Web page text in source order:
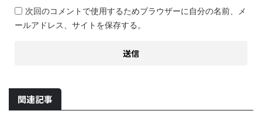
次回のコメントで使用するためブラウザーに自分の名前、メ
ールアドレス、サイトを保存する。
関連記事